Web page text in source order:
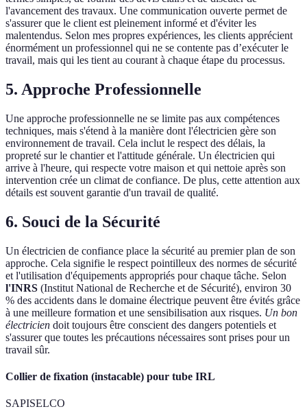
l'avancement des travaux. Une communication ouverte permet de
s'assurer que le client est pleinement informé et d'éviter les
malentendus. Selon mes propres expériences, les clients apprécient
énormément un professionnel qui ne se contente pas d’exécuter le
travail, mais qui les tient au courant à chaque étape du processus.
5. Approche Professionnelle
Une approche professionnelle ne se limite pas aux compétences
techniques, mais s'étend à la manière dont l'électricien gère son
environnement de travail. Cela inclut le respect des délais, la
propreté sur le chantier et l'attitude générale. Un électricien qui
arrive à l'heure, qui respecte votre maison et qui nettoie après son
intervention crée un climat de confiance. De plus, cette attention aux
détails est souvent garantie d'un travail de qualité.
6. Souci de la Sécurité
Un électricien de confiance place la sécurité au premier plan de son
approche. Cela signifie le respect pointilleux des normes de sécurité
et l'utilisation d'équipements appropriés pour chaque tâche. Selon
l'INRS (Institut National de Recherche et de Sécurité), environ 30
% des accidents dans le domaine électrique peuvent être évités grâce
à une meilleure formation et une sensibilisation aux risques. Un bon
électricien doit toujours être conscient des dangers potentiels et
s'assurer que toutes les précautions nécessaires sont prises pour un
travail sûr.
Collier de fixation (instacable) pour tube IRL
SAPISELCO